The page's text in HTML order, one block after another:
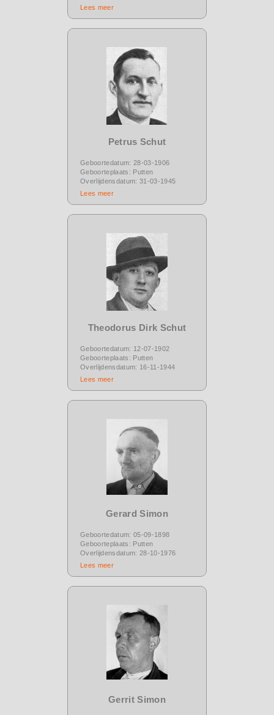
Lees meer
Petrus Schut
Geboortedatum: 28-03-1906
Geboorteplaats: Putten
Overlijdensdatum: 31-03-1945
Lees meer
Theodorus Dirk Schut
Geboortedatum: 12-07-1902
Geboorteplaats: Putten
Overlijdensdatum: 16-11-1944
Lees meer
Gerard Simon
Geboortedatum: 05-09-1898
Geboorteplaats: Putten
Overlijdensdatum: 28-10-1976
Lees meer
Gerrit Simon